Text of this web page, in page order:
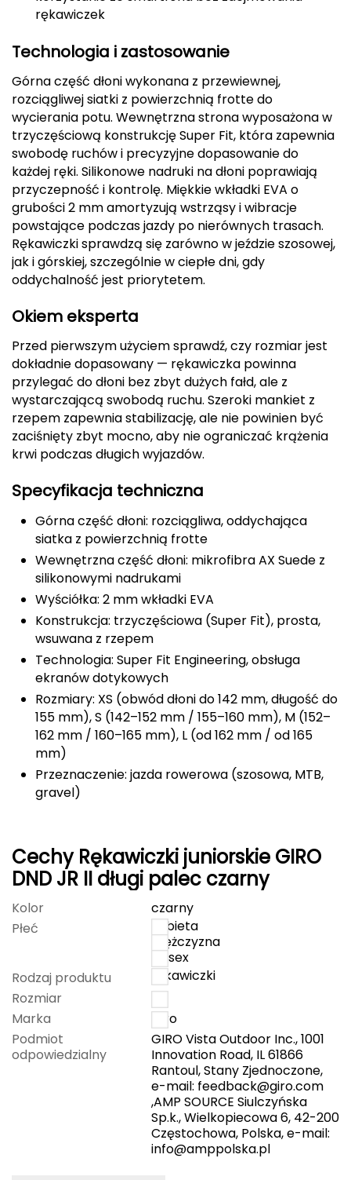
Deuter
E
EISBAR
ENERO
ENERO CAMP
ENERO PRO
Elmer by Swany
Extremities
F
FASHY
Fjord Nansen
G
GSI Outdoors
Gerber
Giant Dragon
Gilmonte
Giro
Grand Trunk
Granger's
Gumbies
H
HMS
HMS PREMIUM
Haago
rękawiczek
Technologia i zastosowanie
Górna część dłoni wykonana z przewiewnej,
rozciągliwej siatki z powierzchnią frotte do
wycierania potu. Wewnętrzna strona wyposażona w
trzyczęściową konstrukcję Super Fit, która zapewnia
swobodę ruchów i precyzyjne dopasowanie do
każdej ręki. Silikonowe nadruki na dłoni poprawiają
przyczepność i kontrolę. Miękkie wkładki EVA o
grubości 2 mm amortyzują wstrząsy i wibracje
powstające podczas jazdy po nierównych trasach.
Rękawiczki sprawdzą się zarówno w jeździe szosowej,
jak i górskiej, szczególnie w ciepłe dni, gdy
oddychalność jest priorytetem.
Okiem eksperta
Przed pierwszym użyciem sprawdź, czy rozmiar jest
dokładnie dopasowany — rękawiczka powinna
przylegać do dłoni bez zbyt dużych fałd, ale z
wystarczającą swobodą ruchu. Szeroki mankiet z
rzepem zapewnia stabilizację, ale nie powinien być
zaciśnięty zbyt mocno, aby nie ograniczać krążenia
krwi podczas długich wyjazdów.
Specyfikacja techniczna
Górna część dłoni: rozciągliwa, oddychająca
siatka z powierzchnią frotte
Wewnętrzna część dłoni: mikrofibra AX Suede z
silikonowymi nadrukami
Wyściółka: 2 mm wkładki EVA
Konstrukcja: trzyczęściowa (Super Fit), prosta,
wsuwana z rzepem
Technologia: Super Fit Engineering, obsługa
ekranów dotykowych
Rozmiary: XS (obwód dłoni do 142 mm, długość do
155 mm), S (142–152 mm / 155–160 mm), M (152–
162 mm / 160–165 mm), L (od 162 mm / od 165
mm)
Przeznaczenie: jazda rowerowa (szosowa, MTB,
gravel)
Cechy Rękawiczki juniorskie GIRO
DND JR II długi palec czarny
Kolor
czarny
Płeć
kobieta
mężczyzna
unisex
Rodzaj produktu
rękawiczki
Rozmiar
Marka
Giro
Podmiot
odpowiedzialny
GIRO Vista Outdoor Inc., 1001
Innovation Road, IL 61866
Rantoul, Stany Zjednoczone,
e-mail: feedback@giro.com
,AMP SOURCE Siulczyńska
Sp.k., Wielkopiecowa 6, 42-200
Częstochowa, Polska, e-mail:
info@amppolska.pl